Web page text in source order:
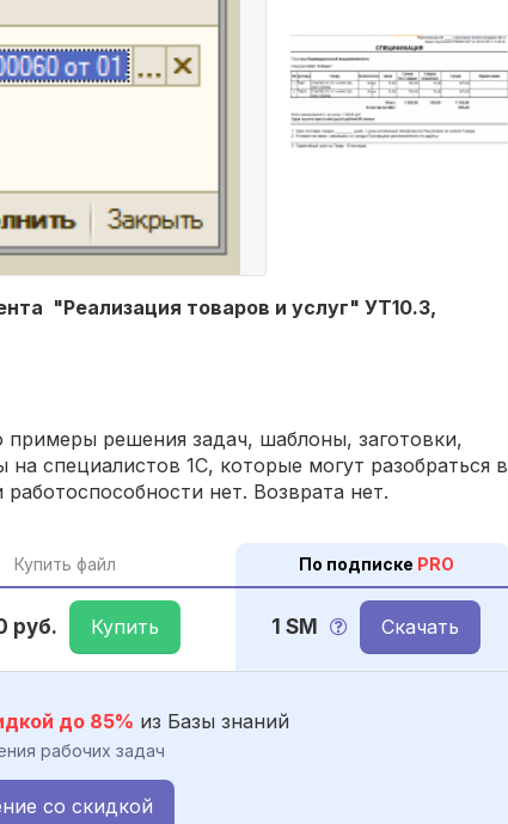
"Реализация товаров и услуг" УТ10.3,
решения задач, шаблоны, заготовки,
специалистов 1С, которые могут разобраться в
нет. Возврата нет.
Купить файл По подписке PRO
руб. Купить 1 SM Скачать
до 85% из Базы знаний
рабочих задач
со скидкой